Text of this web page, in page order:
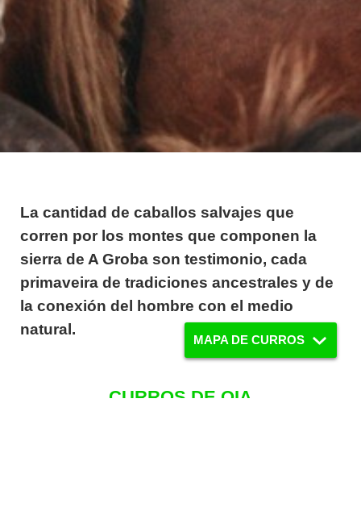
La cantidad de caballos salvajes que
corren por los montes que componen la
sierra de A Groba son testimonio, cada
primaveira de tradiciones ancestrales y de
la conexión del hombre con el medio
natural.
CURROS DE OIA
MAPA DE CURROS